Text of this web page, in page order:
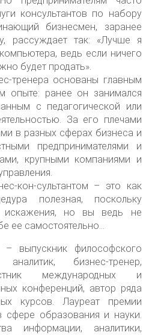
консультантов по набору
бизнесмен, заранее
рассуждает так: «Лучше я
ведь если ничего
будет продать».
тренера основаны главным
опыте: ранее он занимался
с педагогической или
За его плечами
в разных сферах бизнеса и
предпринимателями и
крупными компаниями и
кон-сультантом – это как
полезная, поскольку
искажения, но вы ведь не
ее самостоятельно…
выпускник философского
бизнес-тренер,
международных и
конференций, автор ряда
курсов. Лауреат премии
сфере образования и науки.
информации, аналитики,